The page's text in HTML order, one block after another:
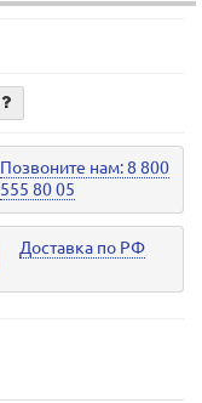
Позвоните нам: 8 800
555 80 05
Доставка по РФ